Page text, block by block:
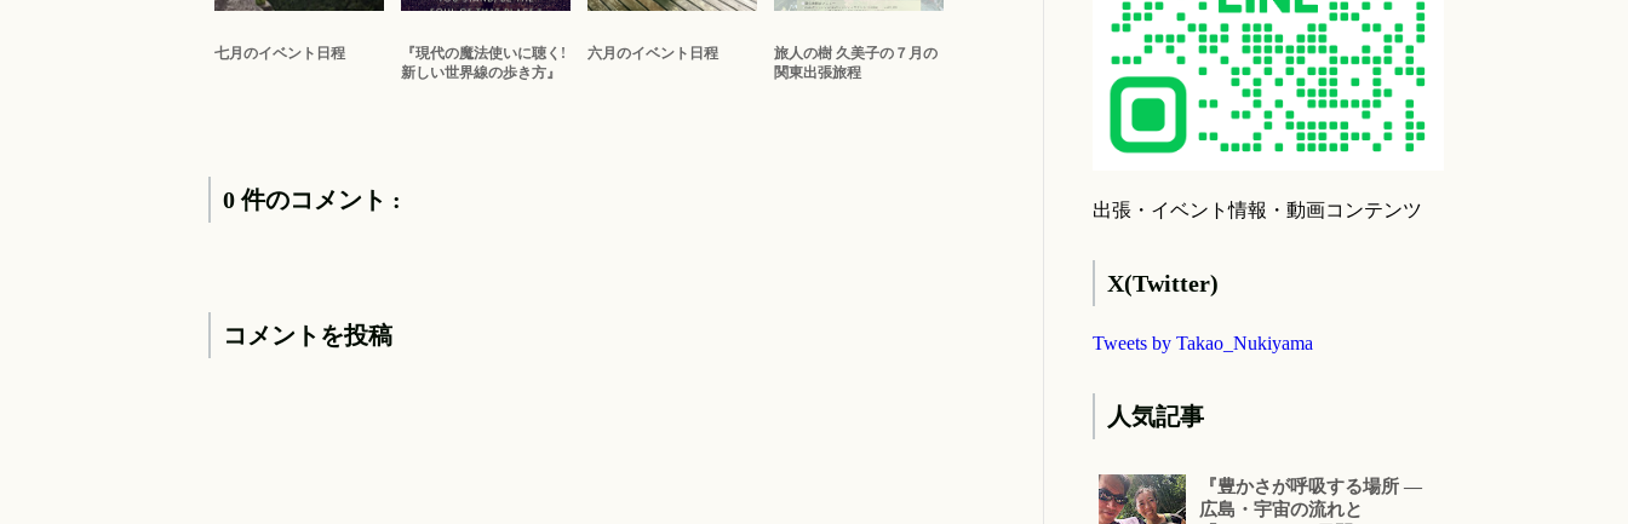
七月のイベント日程
『現代の魔法使いに聴く!
新しい世界線の歩き方』
六月のイベント日程
旅人の樹 久美子の７月の
関東出張旅程
0 件のコメント :
コメントを投稿
出張・イベント情報・動画コンテンツ
X(Twitter)
Tweets by Takao_Nukiyama
人気記事
『豊かさが呼吸する場所 ―
広島・宇宙の流れと